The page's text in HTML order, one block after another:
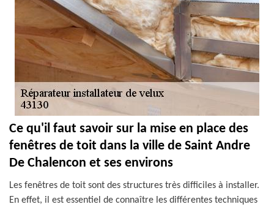
Ce qu'il faut savoir sur la mise en place des
fenêtres de toit dans la ville de Saint Andre
De Chalencon et ses environs
Les fenêtres de toit sont des structures très difficiles à installer.
En effet, il est essentiel de connaître les différentes techniques